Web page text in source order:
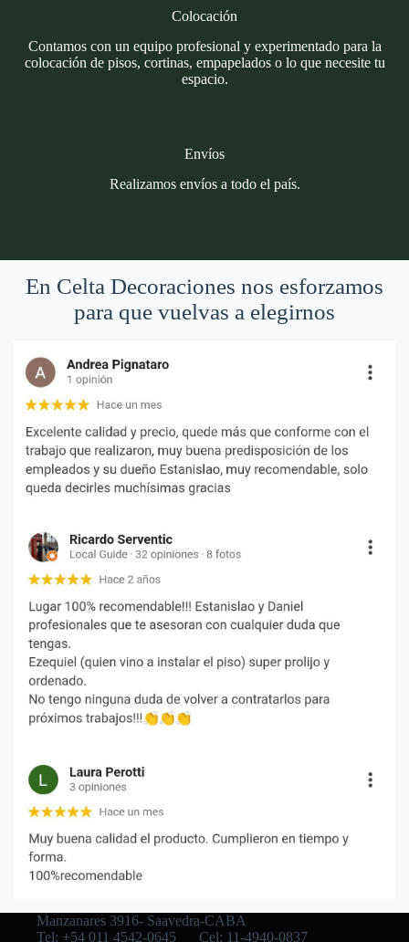
Colocación
Contamos con un equipo profesional y experimentado para la
colocación de pisos, cortinas, empapelados o lo que necesite tu
espacio.
Envíos
Realizamos envíos a todo el país.
En Celta Decoraciones nos esforzamos
para que vuelvas a elegirnos
Manzanares 3916- Saavedra-CABA
Tel: +54 011 4542-0645
Cel: 11-4940-0837